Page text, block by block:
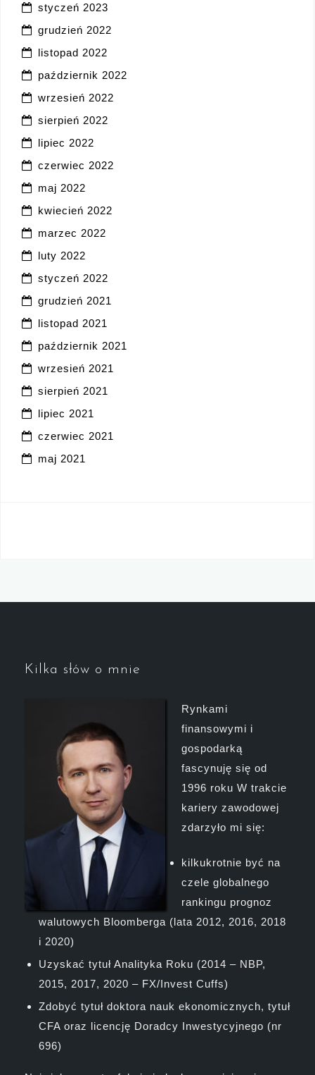
styczeń 2023
grudzień 2022
listopad 2022
październik 2022
wrzesień 2022
sierpień 2022
lipiec 2022
czerwiec 2022
maj 2022
kwiecień 2022
marzec 2022
luty 2022
styczeń 2022
grudzień 2021
listopad 2021
październik 2021
wrzesień 2021
sierpień 2021
lipiec 2021
czerwiec 2021
maj 2021
Kilka słów o mnie
Rynkami
finansowymi i
gospodarką
fascynuję się od
1996 roku W trakcie
kariery zawodowej
zdarzyło mi się:
kilkukrotnie być na
czele globalnego
rankingu prognoz
walutowych Bloomberga (lata 2012, 2016, 2018
i 2020)
Uzyskać tytuł Analityka Roku (2014 – NBP,
2015, 2017, 2020 – FX/Invest Cuffs)
Zdobyć tytuł doktora nauk ekonomicznych, tytuł
CFA oraz licencję Doradcy Inwestycyjnego (nr
696)